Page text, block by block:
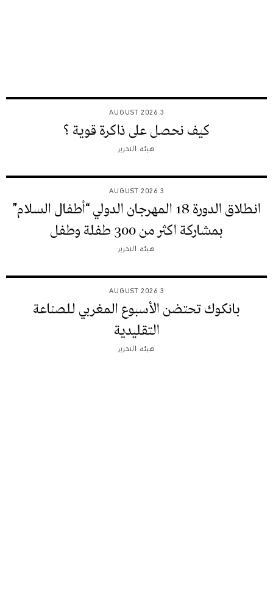
3 AUGUST 2026
كيف نحصل على ذاكرة قوية ؟
هيئة التحرير
3 AUGUST 2026
انطلاق الدورة 18 المهرجان الدولي “أطفال السلام”
بمشاركة اكثر من 300 طفلة وطفل
هيئة التحرير
3 AUGUST 2026
بانكوك تحتضن الأسبوع المغربي للصناعة
التقليدية
هيئة التحرير